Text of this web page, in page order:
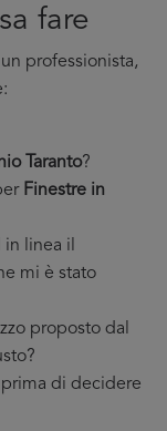
fare
professionista,
Taranto?
Finestre in
linea il
mi è stato
proposto dal
di decidere